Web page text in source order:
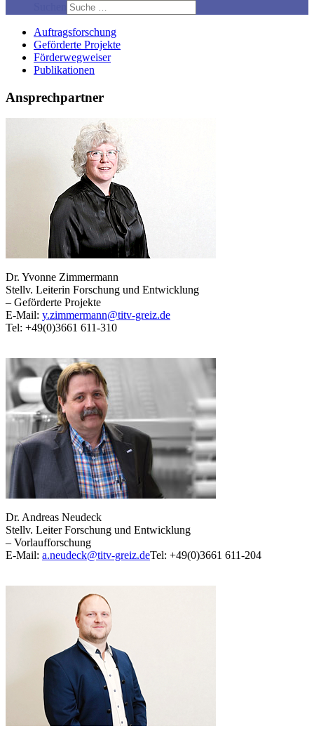
Auftragsforschung
Geförderte Projekte
Förderwegweiser
Publikationen
Ansprechpartner
Dr. Yvonne Zimmermann
Stellv. Leiterin Forschung und Entwicklung
– Geförderte Projekte
E-Mail: y.zimmermann@titv-greiz.de
Tel: +49(0)3661 611-310
Dr. Andreas Neudeck
Stellv. Leiter Forschung und Entwicklung
– Vorlaufforschung
E-Mail: a.neudeck@titv-greiz.deTel: +49(0)3661 611-204